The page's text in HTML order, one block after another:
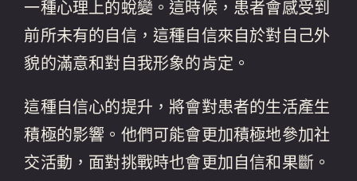
一種心理上的蛻變。這時候，患者會感受到
前所未有的自信，這種自信來自於對自己外
貌的滿意和對自我形象的肯定。
這種自信心的提升，將會對患者的生活產生
積極的影響。他們可能會更加積極地參加社
交活動，面對挑戰時也會更加自信和果斷。